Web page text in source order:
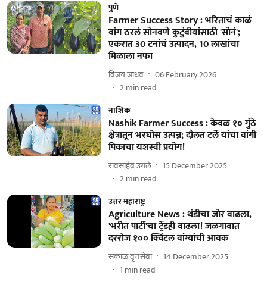
पुणे
Farmer Success Story : भरिताचं काळं
वांग ठरलं सोनवणे कुटुंबीयांसाठी 'सोनं';
एकरात 30 टनांचं उत्पादन, 10 लाखांचा
मिळाला नफा
विजय जाधव
06 February 2026
2min read
नाशिक
Nashik Farmer Success : केवळ १० गुंठे
क्षेत्रातून भरघोस उत्पन्न; दौलत टर्ले यांचा वांगी
पिकाचा यशस्वी प्रयोग!
रावसाहेब उगले
15 December 2025
2min read
उत्तर महाराष्ट्र
Agriculture News : थंडीचा जोर वाढला,
'भरीत पार्टी'चा ट्रेंडही वाढला! जळगावात
दररोज १०० क्विंटल वांग्यांची आवक
सकाळ वृत्तसेवा
14 December 2025
1 min read